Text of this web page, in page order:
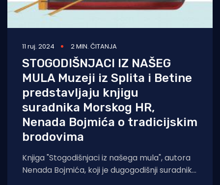
11 ruj. 2024 2 MIN. ČITANJA
STOGODIŠNJACI IZ NAŠEG
MULA Muzeji iz Splita i Betine
predstavljaju knjigu
suradnika Morskog HR,
Nenada Bojmića o tradicijskim
brodovima
Knjiga "Stogodišnjaci iz našega mula", autora
Nenada Bojmića, koji je dugogodišnji suradnik